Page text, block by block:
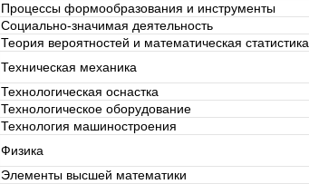
Процессы формообразования и инструменты
Социально-значимая деятельность
Теория вероятностей и математическая статистика
Техническая механика
Технологическая оснастка
Технологическое оборудование
Технология машиностроения
Физика
Элементы высшей математики